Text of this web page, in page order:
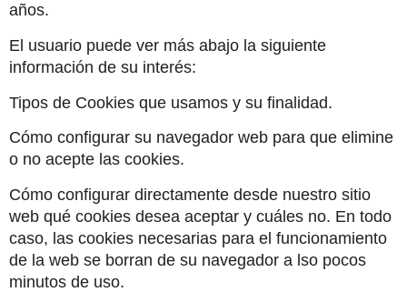
años.
El usuario puede ver más abajo la siguiente
información de su interés:
Tipos de Cookies que usamos y su finalidad.
Cómo configurar su navegador web para que elimine
o no acepte las cookies.
Cómo configurar directamente desde nuestro sitio
web qué cookies desea aceptar y cuáles no. En todo
caso, las cookies necesarias para el funcionamiento
de la web se borran de su navegador a lso pocos
minutos de uso.